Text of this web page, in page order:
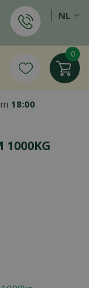
18:00
NL
1000KG